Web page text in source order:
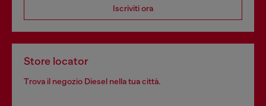
Iscriviti ora
Store locator
Trova il negozio Diesel nella tua città.